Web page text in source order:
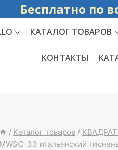
КАТАЛОГ ТОВАРОВ
КОНТАКТЫ
/ Каталог товаров /
MWSC-33 итальянский